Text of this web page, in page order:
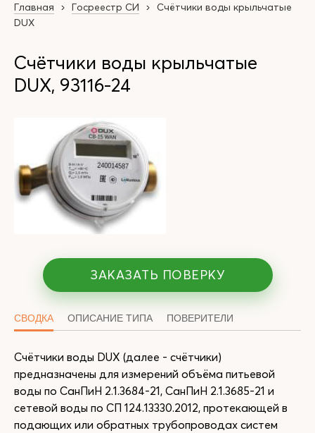
Главная Госреестр СИ
Счётчики воды крыльчатые
DUX
Счётчики воды крыльчатые
DUX, 93116-24
ЗАКАЗАТЬ ПОВЕРКУ
СВОДКА ОПИСАНИЕ ТИПА ПОВЕРИТЕЛИ
Счётчики воды DUX (далее - счётчики)
предназначены для измерений объёма питьевой
воды по СанПиН 2.1.3684-21, СанПиН 2.1.3685-21 и
сетевой воды по СП 124.13330.2012, протекающей в
подающих или обратных трубопроводах систем